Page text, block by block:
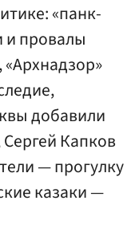
«панк-
и провалы
добавили
Капков
— прогулку
казаки —